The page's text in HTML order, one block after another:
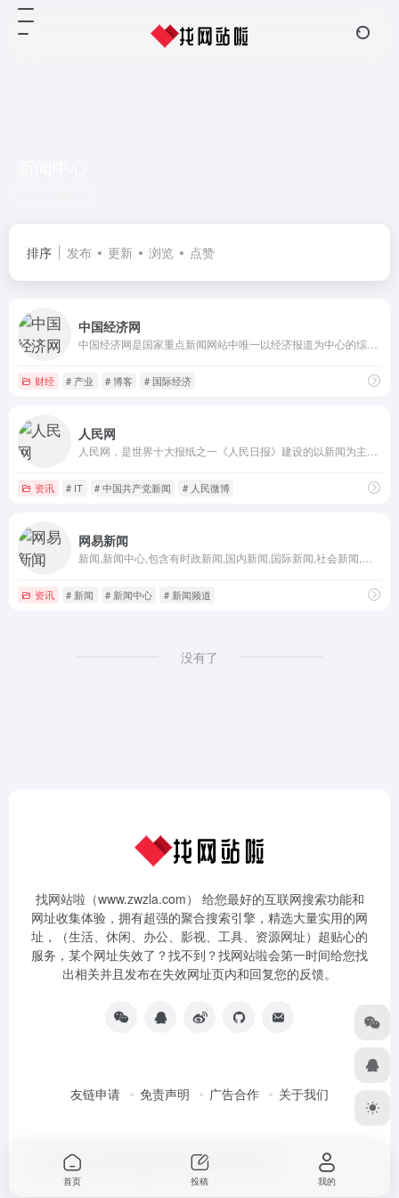
排序 发布 更新 浏览 点赞
中国经济网
财经 # 产业 # 博客 # 国际经济
人民网
资讯 # IT # 中国共产党新闻 # 人民微博
网易新闻
资讯 # 新闻 # 新闻中心 # 新闻频道
没有了
找网站啦（www.zwzla.com） 给您最好的互联网搜索功能和
网址收集体验，拥有超强的聚合搜索引擎，精选大量实用的网
址，（生活、休闲、办公、影视、工具、资源网址）超贴心的
服务，某个网址失效了？找不到？找网站啦会第一时间给您找
出相关并且发布在失效网址页内和回复您的反馈。
友链申请 免责声明 广告合作 关于我们
Copyright © 2026 京ICP备14047079号-3
首页 投稿 我的